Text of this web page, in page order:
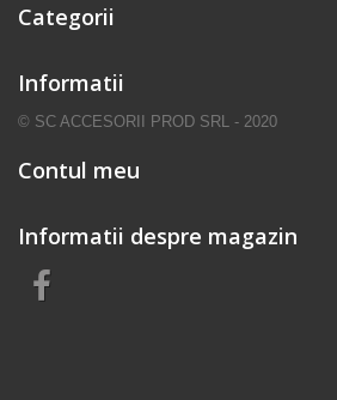
Categorii
Informatii
© SC ACCESORII PROD SRL - 2020
Contul meu
Informatii despre magazin